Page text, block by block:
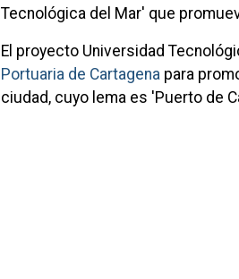
Tecnológica del Mar' que
El proyecto Universidad
Portuaria de Cartagena para
ciudad, cuyo lema es 'Puerto de